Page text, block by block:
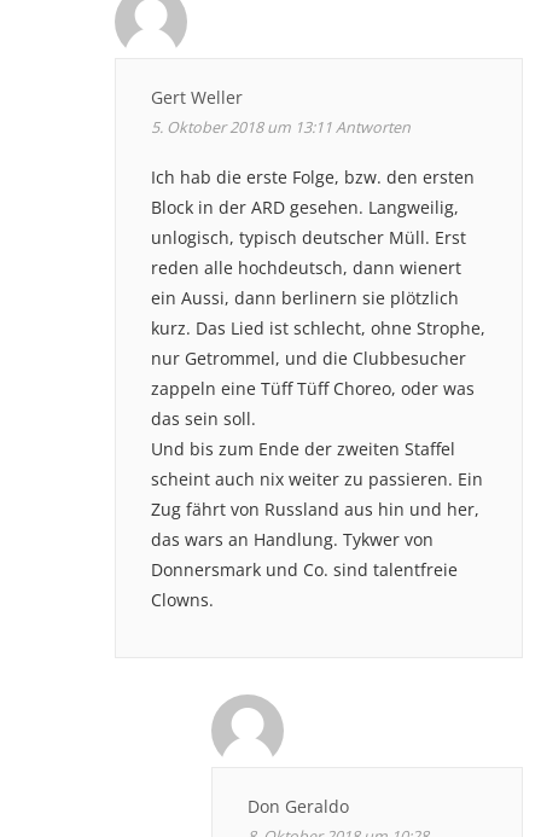
Gert Weller
5. Oktober 2018 um 13:11Antworten
Ich hab die erste Folge, bzw. den ersten
Block in der ARD gesehen. Langweilig,
unlogisch, typisch deutscher Müll. Erst
reden alle hochdeutsch, dann wienert
ein Aussi, dann berlinern sie plötzlich
kurz. Das Lied ist schlecht, ohne Strophe,
nur Getrommel, und die Clubbesucher
zappeln eine Tüff Tüff Choreo, oder was
das sein soll.
Und bis zum Ende der zweiten Staffel
scheint auch nix weiter zu passieren. Ein
Zug fährt von Russland aus hin und her,
das wars an Handlung. Tykwer von
Donnersmark und Co. sind talentfreie
Clowns.
Don Geraldo